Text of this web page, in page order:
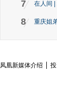
7 在人间
8 重庆姐
凤凰新媒体介绍